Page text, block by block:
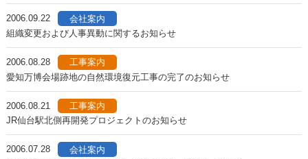
2006.09.22
会社案内
組織変更および人事異動に関するお知らせ
2006.08.28
工事案内
愛知万博会場跡地の自然環境復元工事の完了のお知らせ
2006.08.21
工事案内
JR仙台駅北側再開発プロジェクトのお知らせ
2006.07.28
会社案内